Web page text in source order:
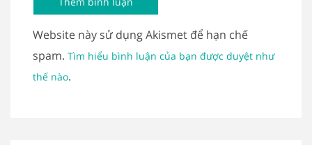
Website này sử dụng Akismet để hạn chế
spam. Tìm hiểu bình luận của bạn được duyệt như
thế nào.